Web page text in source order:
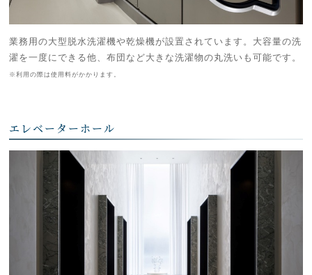
業務用の大型脱水洗濯機や乾燥機が設置されています。大容量の洗
濯を一度にできる他、布団など大きな洗濯物の丸洗いも可能です。
※利用の際は使用料がかかります。
エレベーターホール